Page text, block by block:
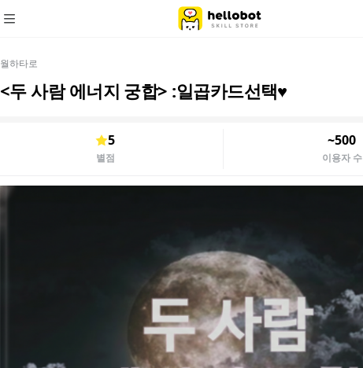
월하타로
<두 사람 에너지 궁합> :일곱카드선택♥️
5
별점
~500
이용자 수